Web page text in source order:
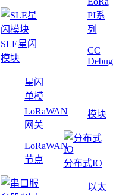
SLE星闪
模块
星闪
单模
PI系
列
CC
LoRaWAN
网关
LoRaWAN
节点
模块
分布式IO
以太